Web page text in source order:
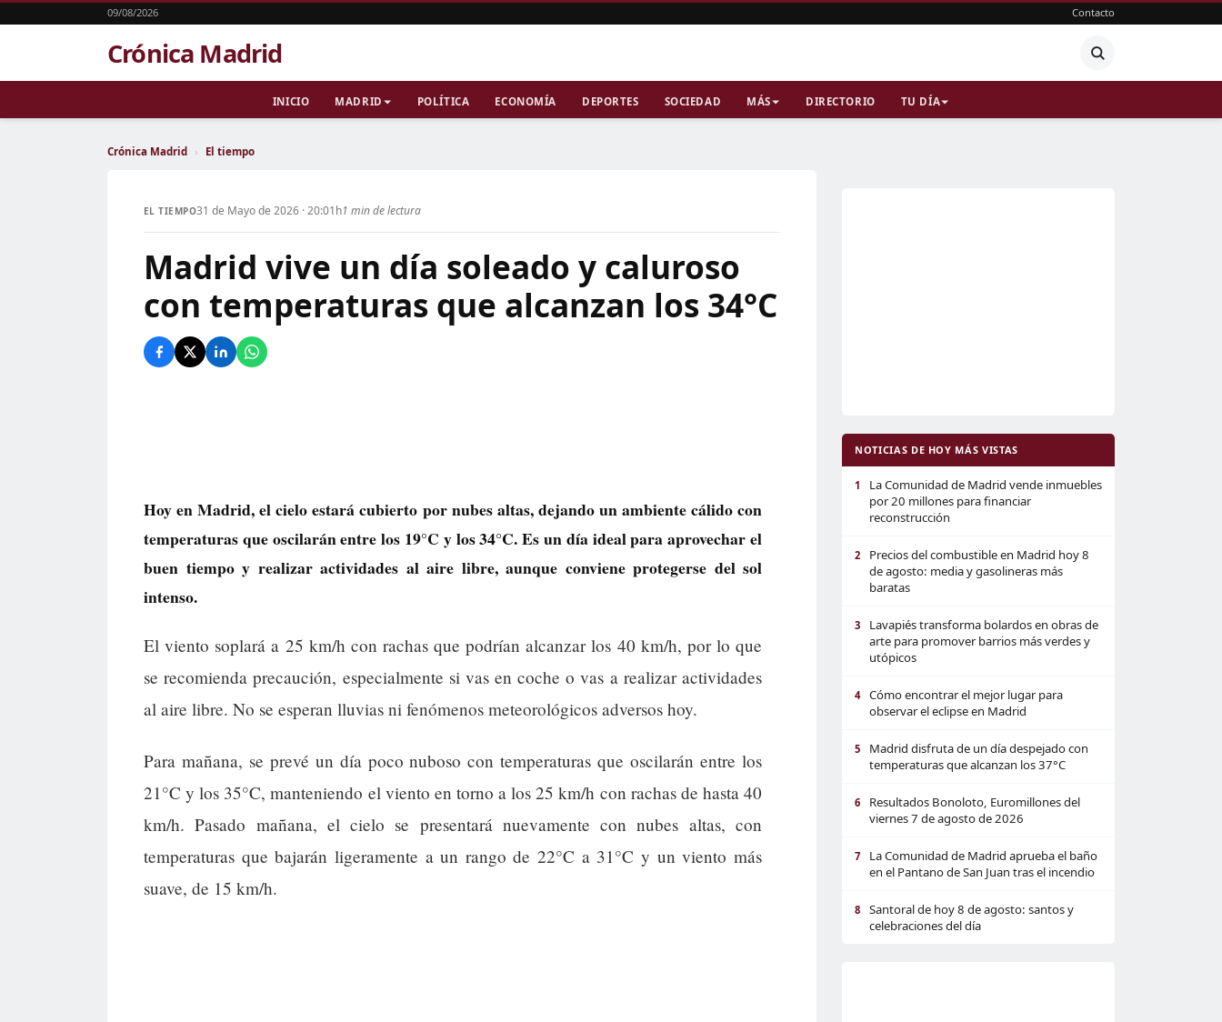
09/08/2026 Contacto
Crónica Madrid
INICIO MADRID POLÍTICA ECONOMÍA DEPORTES SOCIEDAD MÁS DIRECTORIO TU DÍA
Crónica Madrid › El tiempo
EL TIEMPO31 de Mayo de 2026 · 20:01h1 min de lectura
Madrid vive un día soleado y caluroso
con temperaturas que alcanzan los 34°C
Hoy en Madrid, el cielo estará cubierto por nubes altas, dejando un ambiente cálido con
temperaturas que oscilarán entre los 19°C y los 34°C. Es un día ideal para aprovechar el
buen tiempo y realizar actividades al aire libre, aunque conviene protegerse del sol
intenso.
El viento soplará a 25 km/h con rachas que podrían alcanzar los 40 km/h, por lo que
se recomienda precaución, especialmente si vas en coche o vas a realizar actividades
al aire libre. No se esperan lluvias ni fenómenos meteorológicos adversos hoy.
Para mañana, se prevé un día poco nuboso con temperaturas que oscilarán entre los
21°C y los 35°C, manteniendo el viento en torno a los 25 km/h con rachas de hasta 40
km/h. Pasado mañana, el cielo se presentará nuevamente con nubes altas, con
temperaturas que bajarán ligeramente a un rango de 22°C a 31°C y un viento más
suave, de 15 km/h.
NOTICIAS DE HOY MÁS VISTAS
1
La Comunidad de Madrid vende inmuebles
por 20 millones para financiar
reconstrucción
2
Precios del combustible en Madrid hoy 8
de agosto: media y gasolineras más
baratas
3
Lavapiés transforma bolardos en obras de
arte para promover barrios más verdes y
utópicos
4
Cómo encontrar el mejor lugar para
observar el eclipse en Madrid
5
Madrid disfruta de un día despejado con
temperaturas que alcanzan los 37°C
6
Resultados Bonoloto, Euromillones del
viernes 7 de agosto de 2026
7
La Comunidad de Madrid aprueba el baño
en el Pantano de San Juan tras el incendio
8
Santoral de hoy 8 de agosto: santos y
celebraciones del día